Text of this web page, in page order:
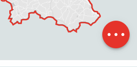
Per E-Mail
kontaktieren